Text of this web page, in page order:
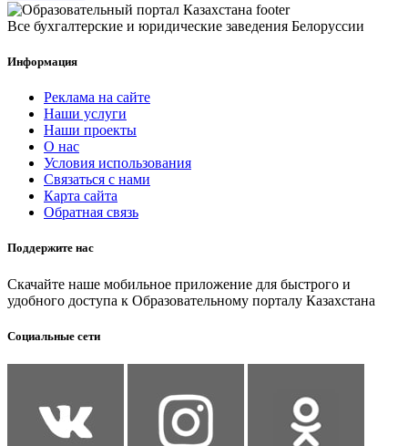
Все бухгалтерские и юридические заведения Белоруссии
Информация
Реклама на сайте
Наши услуги
Наши проекты
О нас
Условия использования
Связаться с нами
Карта сайта
Обратная связь
Поддержите нас
Скачайте наше мобильное приложение для быстрого и
удобного доступа к Образовательному порталу Казахстана
Социальные сети